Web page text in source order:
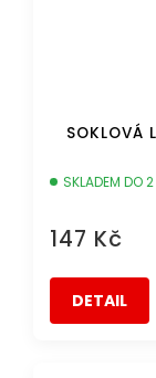
SOKLOVÁ
SKLADEM DO
147 Kč
DETAIL